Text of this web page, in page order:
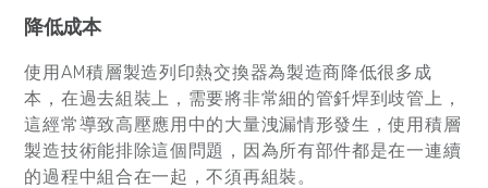
降低成本
使用AM積層製造列印熱交換器為製造商降低很多成
本，在過去組裝上，需要將非常細的管釺焊到歧管上，
這經常導致高壓應用中的大量洩漏情形發生，使用積層
製造技術能排除這個問題，因為所有部件都是在一連續
的過程中組合在一起，不須再組裝。